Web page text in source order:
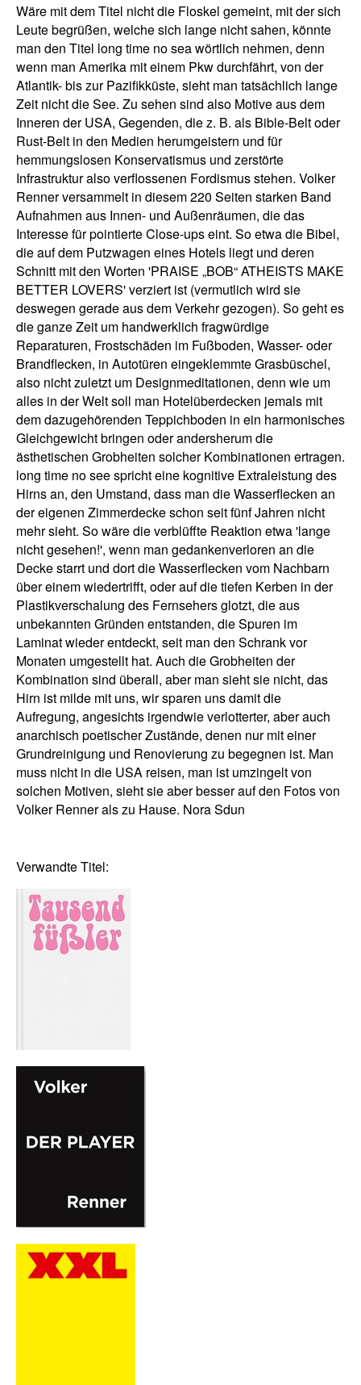
Wäre mit dem Titel nicht die Floskel gemeint, mit der sich
Leute begrüßen, welche sich lange nicht sahen, könnte
man den Titel long time no sea wörtlich nehmen, denn
wenn man Amerika mit einem Pkw durchfährt, von der
Atlantik- bis zur Pazifikküste, sieht man tatsächlich lange
Zeit nicht die See. Zu sehen sind also Motive aus dem
Inneren der USA, Gegenden, die z. B. als Bible-Belt oder
Rust-Belt in den Medien herumgeistern und für
hemmungslosen Konservatismus und zerstörte
Infrastruktur also verflossenen Fordismus stehen. Volker
Renner versammelt in diesem 220 Seiten starken Band
Aufnahmen aus Innen- und Außenräumen, die das
Interesse für pointierte Close-ups eint. So etwa die Bibel,
die auf dem Putzwagen eines Hotels liegt und deren
Schnitt mit den Worten 'PRAISE „BOB“ ATHEISTS MAKE
BETTER LOVERS' verziert ist (vermutlich wird sie
deswegen gerade aus dem Verkehr gezogen). So geht es
die ganze Zeit um handwerklich fragwürdige
Reparaturen, Frostschäden im Fußboden, Wasser- oder
Brandflecken, in Autotüren eingeklemmte Grasbüschel,
also nicht zuletzt um Designmeditationen, denn wie um
alles in der Welt soll man Hotelüberdecken jemals mit
dem dazugehörenden Teppichboden in ein harmonisches
Gleichgewicht bringen oder andersherum die
ästhetischen Grobheiten solcher Kombinationen ertragen.
long time no see spricht eine kognitive Extraleistung des
Hirns an, den Umstand, dass man die Wasserflecken an
der eigenen Zimmerdecke schon seit fünf Jahren nicht
mehr sieht. So wäre die verblüffte Reaktion etwa 'lange
nicht gesehen!', wenn man gedankenverloren an die
Decke starrt und dort die Wasserflecken vom Nachbarn
über einem wiedertrifft, oder auf die tiefen Kerben in der
Plastikverschalung des Fernsehers glotzt, die aus
unbekannten Gründen entstanden, die Spuren im
Laminat wieder entdeckt, seit man den Schrank vor
Monaten umgestellt hat. Auch die Grobheiten der
Kombination sind überall, aber man sieht sie nicht, das
Hirn ist milde mit uns, wir sparen uns damit die
Aufregung, angesichts irgendwie verlotterter, aber auch
anarchisch poetischer Zustände, denen nur mit einer
Grundreinigung und Renovierung zu begegnen ist. Man
muss nicht in die USA reisen, man ist umzingelt von
solchen Motiven, sieht sie aber besser auf den Fotos von
Volker Renner als zu Hause. Nora Sdun
Verwandte Titel: